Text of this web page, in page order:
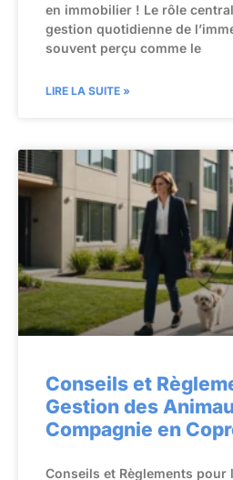
en immobilier ! Le rôle
gestion quotidienne de
souvent perçu comme le
LIRE LA SUITE »
Conseils et
Gestion des
Compagnie en
Conseils et Règlements pour